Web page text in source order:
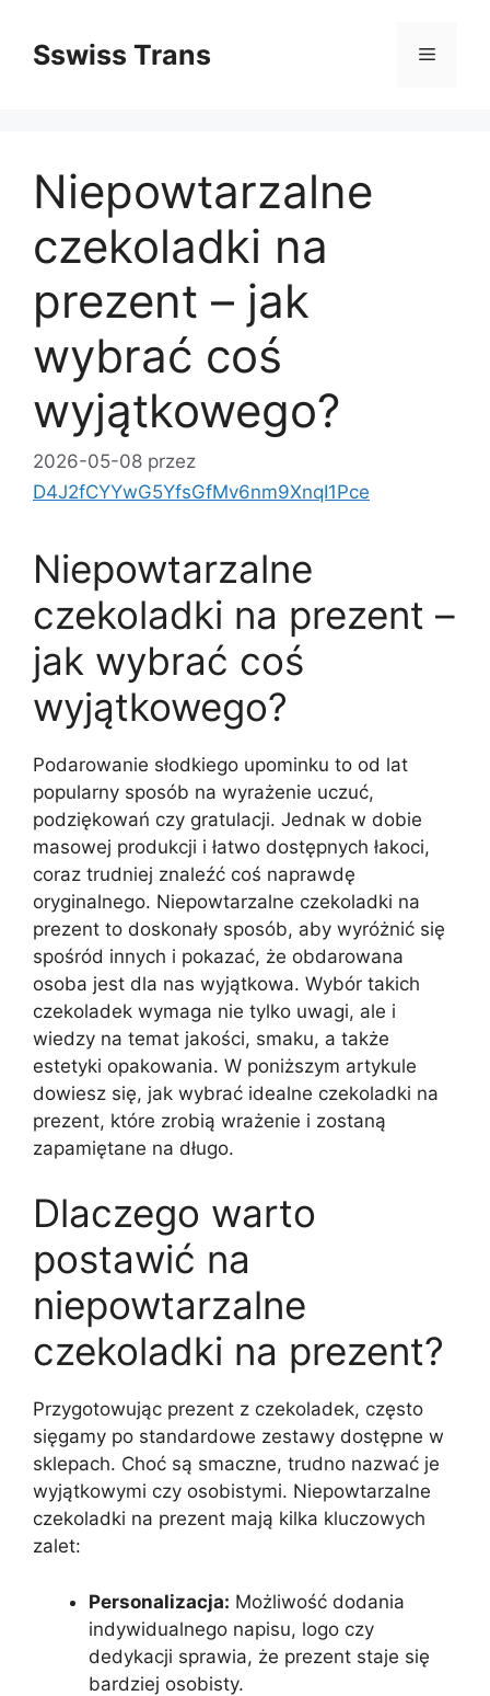
treściSswiss Trans Menu
Niepowtarzalne
czekoladki na
prezent – jak
wybrać coś
wyjątkowego?
2026-05-08 przez
D4J2fCYYwG5YfsGfMv6nm9XnqI1Pce
Niepowtarzalne
czekoladki na prezent –
jak wybrać coś
wyjątkowego?
Podarowanie słodkiego upominku to od lat
popularny sposób na wyrażenie uczuć,
podziękowań czy gratulacji. Jednak w dobie
masowej produkcji i łatwo dostępnych łakoci,
coraz trudniej znaleźć coś naprawdę
oryginalnego. Niepowtarzalne czekoladki na
prezent to doskonały sposób, aby wyróżnić się
spośród innych i pokazać, że obdarowana
osoba jest dla nas wyjątkowa. Wybór takich
czekoladek wymaga nie tylko uwagi, ale i
wiedzy na temat jakości, smaku, a także
estetyki opakowania. W poniższym artykule
dowiesz się, jak wybrać idealne czekoladki na
prezent, które zrobią wrażenie i zostaną
zapamiętane na długo.
Dlaczego warto
postawić na
niepowtarzalne
czekoladki na prezent?
Przygotowując prezent z czekoladek, często
sięgamy po standardowe zestawy dostępne w
sklepach. Choć są smaczne, trudno nazwać je
wyjątkowymi czy osobistymi. Niepowtarzalne
czekoladki na prezent mają kilka kluczowych
zalet:
Personalizacja: Możliwość dodania
indywidualnego napisu, logo czy
dedykacji sprawia, że prezent staje się
bardziej osobisty.